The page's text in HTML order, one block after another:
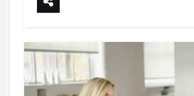
g
d